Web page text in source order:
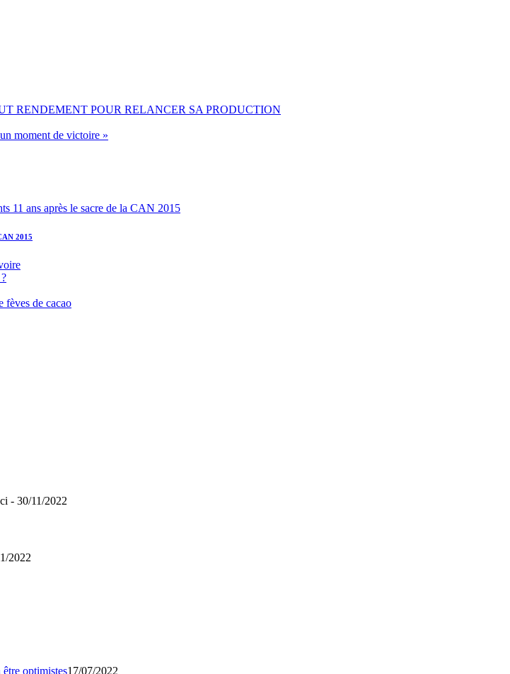
RENDEMENT POUR RELANCER SA PRODUCTION
moment de victoire »
2015
fèves de cacao
- 30/11/2022
2022
17/07/2022